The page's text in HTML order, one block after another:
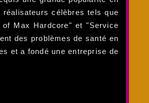
célèbres tels que
Max Hardcore" et "Service
des problèmes de santé en
et a fondé une entreprise de